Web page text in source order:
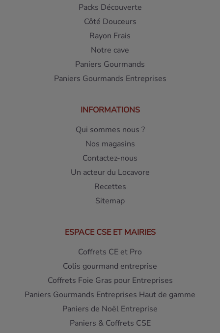
Packs Découverte
Côté Douceurs
Rayon Frais
Notre cave
Paniers Gourmands
Paniers Gourmands Entreprises
INFORMATIONS
Qui sommes nous ?
Nos magasins
Contactez-nous
Un acteur du Locavore
Recettes
Sitemap
ESPACE CSE ET MAIRIES
Coffrets CE et Pro
Colis gourmand entreprise
Coffrets Foie Gras pour Entreprises
Paniers Gourmands Entreprises Haut de gamme
Paniers de Noël Entreprise
Paniers & Coffrets CSE